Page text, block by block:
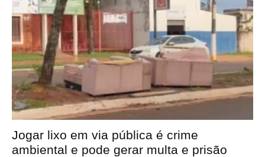
Jogar lixo em via pública é crime
ambiental e pode gerar multa e prisão